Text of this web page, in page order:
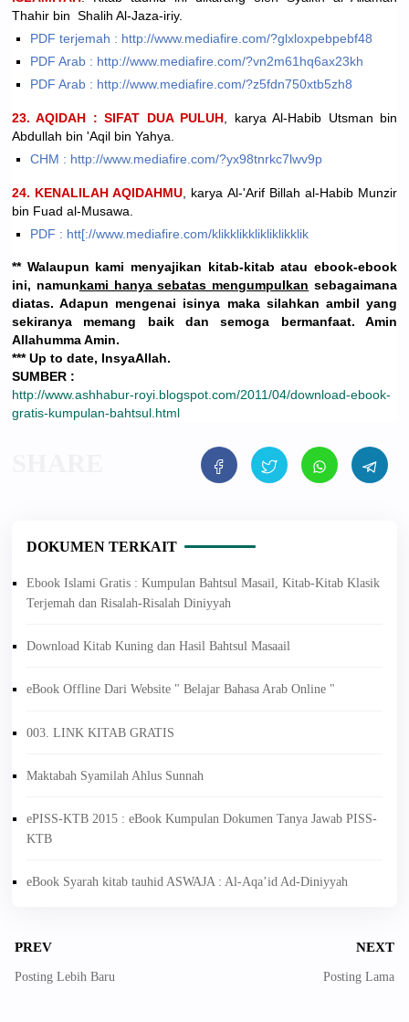
Thahir bin Shalih Al-Jaza-iriy.
PDF terjemah : http://www.mediafire.com/?glxloxpebpebf48
PDF Arab : http://www.mediafire.com/?vn2m61hq6ax23kh
PDF Arab : http://www.mediafire.com/?z5fdn750xtb5zh8
23. AQIDAH : SIFAT DUA PULUH , karya Al-Habib Utsman bin
Abdullah bin 'Aqil bin Yahya.
CHM : http://www.mediafire.com/?yx98tnrkc7lwv9p
24. KENALILAH AQIDAHMU , karya Al-'Arif Billah al-Habib Munzir
bin Fuad al-Musawa.
PDF : htt[://www.mediafire.com/klikklikklikliklikklik
** Walaupun kami menyajikan kitab-kitab atau ebook-ebook
ini, namunkami hanya sebatas mengumpulkan sebagaimana
diatas. Adapun mengenai isinya maka silahkan ambil yang
sekiranya memang baik dan semoga bermanfaat. Amin
Allahumma Amin.
*** Up to date, InsyaAllah.
SUMBER :
http://www.ashhabur-royi.blogspot.com/2011/04/download-ebook-
gratis-kumpulan-bahtsul.html
DOKUMEN TERKAIT
Ebook Islami Gratis : Kumpulan Bahtsul Masail, Kitab-Kitab Klasik
Terjemah dan Risalah-Risalah Diniyyah
Download Kitab Kuning dan Hasil Bahtsul Masaail
eBook Offline Dari Website " Belajar Bahasa Arab Online "
003. LINK KITAB GRATIS
Maktabah Syamilah Ahlus Sunnah
ePISS-KTB 2015 : eBook Kumpulan Dokumen Tanya Jawab PISS-
KTB
eBook Syarah kitab tauhid ASWAJA : Al-Aqa’id Ad-Diniyyah
PREV
Posting Lebih Baru
NEXT
Posting Lama